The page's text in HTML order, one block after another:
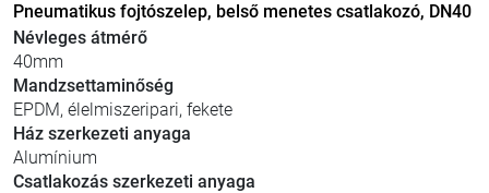
Pneumatikus fojtószelep, belső menetes csatlakozó, DN40
Névleges átmérő
40mm
Mandzsettaminőség
EPDM, élelmiszeripari, fekete
Ház szerkezeti anyaga
Alumínium
Csatlakozás szerkezeti anyaga